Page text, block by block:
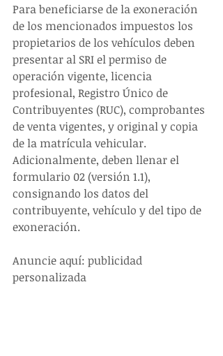
Para beneficiarse de la exoneración
de los mencionados impuestos los
propietarios de los vehículos deben
presentar al SRI el permiso de
operación vigente, licencia
profesional, Registro Único de
Contribuyentes (RUC), comprobantes
de venta vigentes, y original y copia
de la matrícula vehicular.
Adicionalmente, deben llenar el
formulario 02 (versión 1.1),
consignando los datos del
contribuyente, vehículo y del tipo de
exoneración.
Anuncie aquí: publicidad
personalizada